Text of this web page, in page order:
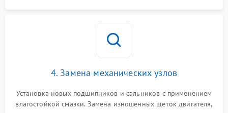
4. Замена механических узлов
Установка новых подшипников и сальников с применением
влагостойкой смазки. Замена изношенных щеток двигателя,